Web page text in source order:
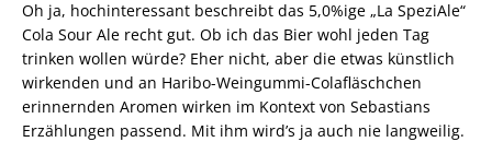
Oh ja, hochinteressant beschreibt das 5,0%ige „La SpeziAle“
Cola Sour Ale recht gut. Ob ich das Bier wohl jeden Tag
trinken wollen würde? Eher nicht, aber die etwas künstlich
wirkenden und an Haribo-Weingummi-Colafläschchen
erinnernden Aromen wirken im Kontext von Sebastians
Erzählungen passend. Mit ihm wird’s ja auch nie langweilig.